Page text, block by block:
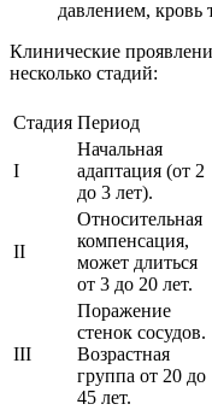
давлением, кровь
Клинические
несколько стадий:
Стадия Период
I
Начальная
адаптация (от 2
до 3 лет).
II
Относительная
компенсация,
может длиться
от 3 до 20 лет.
III
Поражение
стенок сосудов.
Возрастная
группа от 20 до
45 лет.